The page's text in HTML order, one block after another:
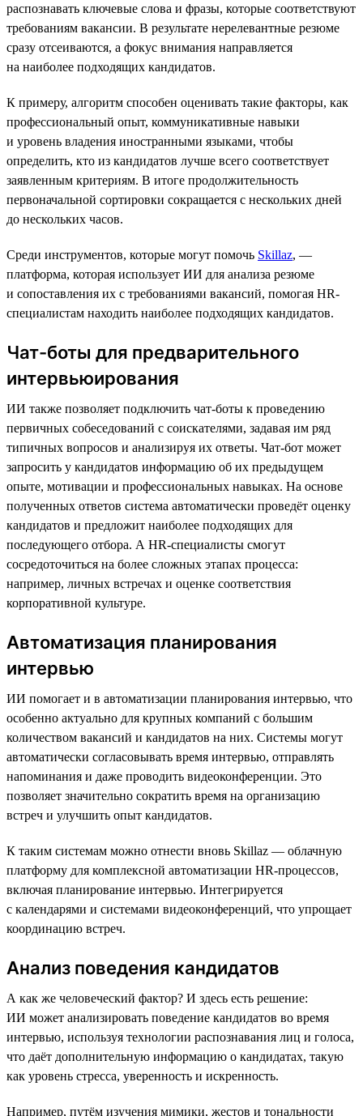
распознавать ключевые слова и фразы, которые соответствуют
требованиям вакансии. В результате нерелевантные резюме
сразу отсеиваются, а фокус внимания направляется
на наиболее подходящих кандидатов.
К примеру, алгоритм способен оценивать такие факторы, как
профессиональный опыт, коммуникативные навыки
и уровень владения иностранными языками, чтобы
определить, кто из кандидатов лучше всего соответствует
заявленным критериям. В итоге продолжительность
первоначальной сортировки сокращается с нескольких дней
до нескольких часов.
Среди инструментов, которые могут помочь Skillaz, —
платформа, которая использует ИИ для анализа резюме
и сопоставления их с требованиями вакансий, помогая HR-
специалистам находить наиболее подходящих кандидатов.
Чат-боты для предварительного
интервьюирования
ИИ также позволяет подключить чат-боты к проведению
первичных собеседований с соискателями, задавая им ряд
типичных вопросов и анализируя их ответы. Чат-бот может
запросить у кандидатов информацию об их предыдущем
опыте, мотивации и профессиональных навыках. На основе
полученных ответов система автоматически проведёт оценку
кандидатов и предложит наиболее подходящих для
последующего отбора. А HR-специалисты смогут
сосредоточиться на более сложных этапах процесса:
например, личных встречах и оценке соответствия
корпоративной культуре.
Автоматизация планирования
интервью
ИИ помогает и в автоматизации планирования интервью, что
особенно актуально для крупных компаний с большим
количеством вакансий и кандидатов на них. Системы могут
автоматически согласовывать время интервью, отправлять
напоминания и даже проводить видеоконференции. Это
позволяет значительно сократить время на организацию
встреч и улучшить опыт кандидатов.
К таким системам можно отнести вновь Skillaz — облачную
платформу для комплексной автоматизации HR-процессов,
включая планирование интервью. Интегрируется
с календарями и системами видеоконференций, что упрощает
координацию встреч.
Анализ поведения кандидатов
А как же человеческий фактор? И здесь есть решение:
ИИ может анализировать поведение кандидатов во время
интервью, используя технологии распознавания лиц и голоса,
что даёт дополнительную информацию о кандидатах, такую
как уровень стресса, уверенность и искренность.
Например, путём изучения мимики, жестов и тональности